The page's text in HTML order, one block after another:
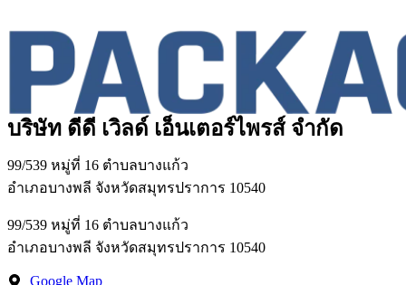
บริษัท ดีดี เวิลด์ เอ็นเตอร์ไพรส์ จำกัด
99/539 หมู่ที่ 16 ตำบลบางแก้ว
อำเภอบางพลี จังหวัดสมุทรปราการ 10540
99/539 หมู่ที่ 16 ตำบลบางแก้ว
อำเภอบางพลี จังหวัดสมุทรปราการ 10540
Google Map